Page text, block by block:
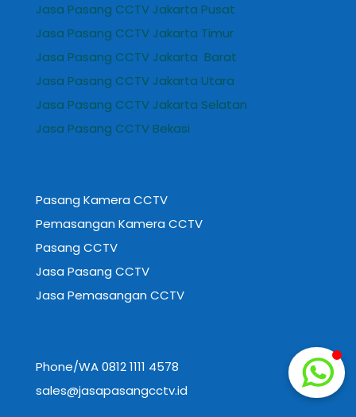
Jasa Pasang CCTV Jakarta Pusat
Jasa Pasang CCTV Jakarta Timur
Jasa Pasang CCTV Jakarta Barat
Jasa Pasang CCTV Jakarta Utara
Jasa Pasang CCTV Jakarta Selatan
Jasa Pasang CCTV Bekasi
Pasang Kamera CCTV
Pemasangan Kamera CCTV
Pasang CCTV
Jasa Pasang CCTV
Jasa Pemasangan CCTV
Phone/WA 0812 1111 4578
sales@jasapasangcctv.id